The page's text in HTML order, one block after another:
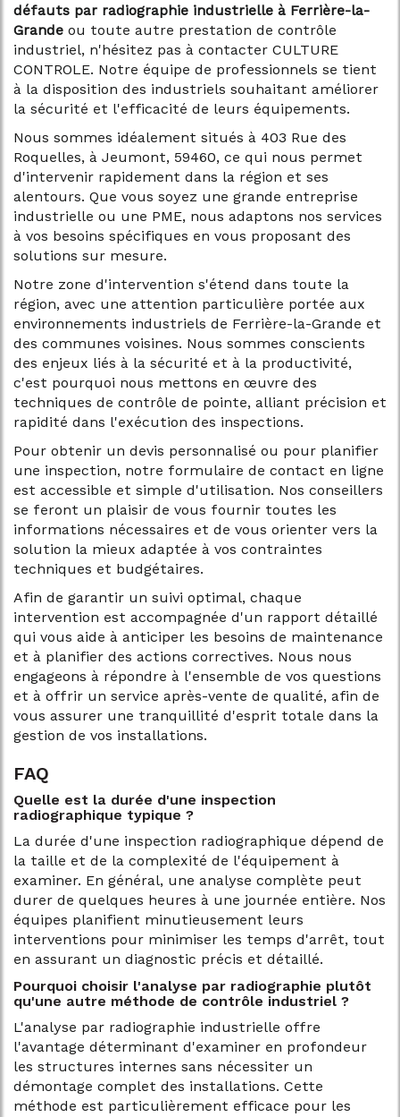
défauts par radiographie industrielle à Ferrière-la-
Grande ou toute autre prestation de contrôle
industriel, n'hésitez pas à contacter CULTURE
CONTROLE. Notre équipe de professionnels se tient
à la disposition des industriels souhaitant améliorer
la sécurité et l'efficacité de leurs équipements.
Nous sommes idéalement situés à 403 Rue des
Roquelles, à Jeumont, 59460, ce qui nous permet
d'intervenir rapidement dans la région et ses
alentours. Que vous soyez une grande entreprise
industrielle ou une PME, nous adaptons nos services
à vos besoins spécifiques en vous proposant des
solutions sur mesure.
Notre zone d'intervention s'étend dans toute la
région, avec une attention particulière portée aux
environnements industriels de Ferrière-la-Grande et
des communes voisines. Nous sommes conscients
des enjeux liés à la sécurité et à la productivité,
c'est pourquoi nous mettons en œuvre des
techniques de contrôle de pointe, alliant précision et
rapidité dans l'exécution des inspections.
Pour obtenir un devis personnalisé ou pour planifier
une inspection, notre formulaire de contact en ligne
est accessible et simple d'utilisation. Nos conseillers
se feront un plaisir de vous fournir toutes les
informations nécessaires et de vous orienter vers la
solution la mieux adaptée à vos contraintes
techniques et budgétaires.
Afin de garantir un suivi optimal, chaque
intervention est accompagnée d'un rapport détaillé
qui vous aide à anticiper les besoins de maintenance
et à planifier des actions correctives. Nous nous
engageons à répondre à l'ensemble de vos questions
et à offrir un service après-vente de qualité, afin de
vous assurer une tranquillité d'esprit totale dans la
gestion de vos installations.
FAQ
Quelle est la durée d'une inspection
radiographique typique ?
La durée d'une inspection radiographique dépend de
la taille et de la complexité de l'équipement à
examiner. En général, une analyse complète peut
durer de quelques heures à une journée entière. Nos
équipes planifient minutieusement leurs
interventions pour minimiser les temps d'arrêt, tout
en assurant un diagnostic précis et détaillé.
Pourquoi choisir l'analyse par radiographie plutôt
qu'une autre méthode de contrôle industriel ?
L'analyse par radiographie industrielle offre
l'avantage déterminant d'examiner en profondeur
les structures internes sans nécessiter un
démontage complet des installations. Cette
méthode est particulièrement efficace pour les